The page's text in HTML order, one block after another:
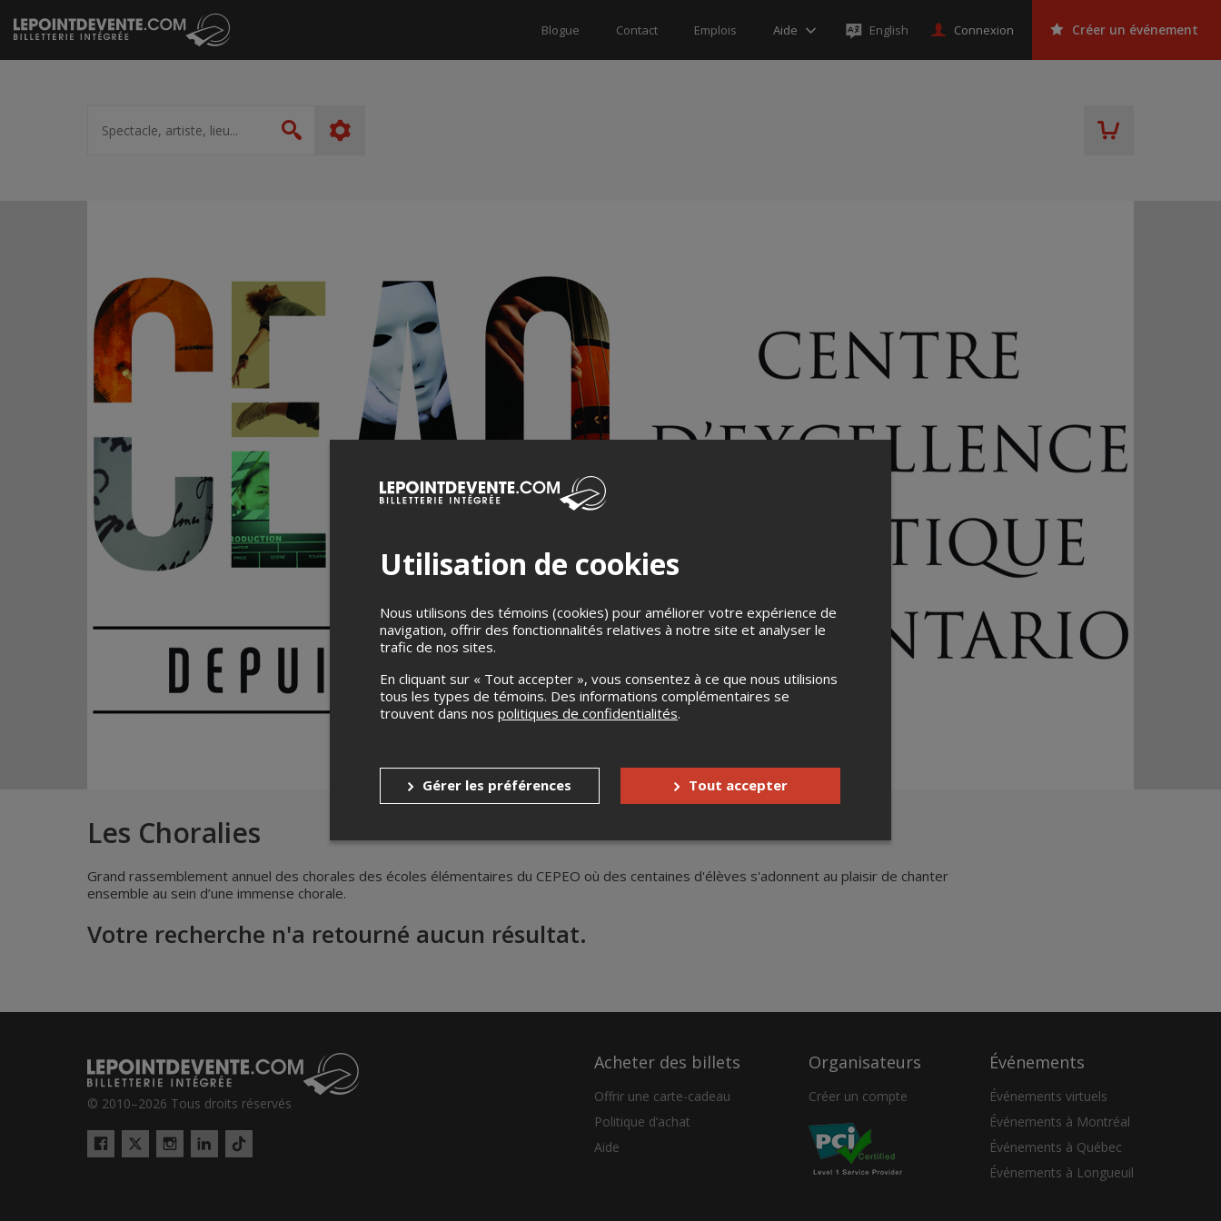
Passer
au
contenu
Blogue Contact Emplois Aide English Connexion Créer un événement
artiste,
lieu...
Rechercher
Les Choralies
Grand rassemblement annuel des chorales des écoles élémentaires du CEPEO où des centaines d'élèves s'adonnent au plaisir de chanter
ensemble au sein d’une immense chorale.
Votre recherche n'a retourné aucun résultat.
© 2010–2026 Tous droits réservés
Facebook
Twitter
InstagramLinkedIn
Tiktok
Acheter des billets
Offrir une carte-cadeau
Politique d’achat
Aide
Organisateurs
Créer un compte
Événements
Événements virtuels
Événements à Montréal
Événements à Québec
Événements à Longueuil
Utilisation de cookies
Nous utilisons des témoins (cookies) pour améliorer votre expérience de
navigation, offrir des fonctionnalités relatives à notre site et analyser le
trafic de nos sites.
En cliquant sur « Tout accepter », vous consentez à ce que nous utilisions
tous les types de témoins. Des informations complémentaires se
trouvent dans nos politiques de confidentialités.
Gérer les préférences Tout accepter